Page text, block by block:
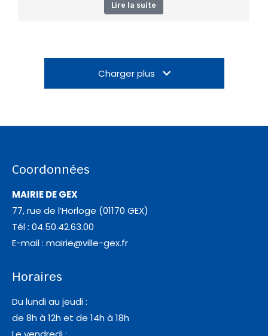
Lire la suite
Charger plus
Coordonnées
MAIRIE DE GEX
77, rue de l’Horloge (01170 GEX)
Tél : 04.50.42.63.00
E-mail : mairie@ville-gex.fr
Horaires
Du lundi au jeudi :
de 8h à 12h et de 14h à 18h